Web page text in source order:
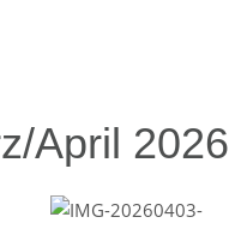
April 2026